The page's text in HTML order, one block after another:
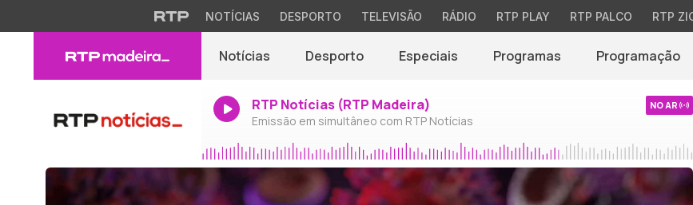
NOTÍCIAS DESPORTO TELEVISÃO RÁDIO RTP PLAY RTP PALCO RTP
Notícias Desporto Especiais Programas Programação
RTP Notícias (RTP Madeira)
Emissão em simultâneo com RTP Notícias
NO AR